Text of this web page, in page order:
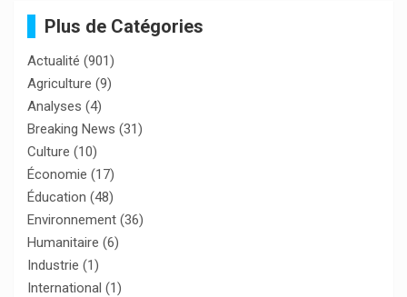
Plus de Catégories
Actualité (901)
Agriculture (9)
Analyses (4)
Breaking News (31)
Culture (10)
Économie (17)
Éducation (48)
Environnement (36)
Humanitaire (6)
Industrie (1)
International (1)